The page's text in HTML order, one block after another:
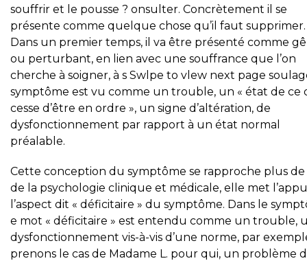
souffrir et le pousse ? onsulter. Concrètement il se
présente comme quelque chose qu’il faut supprimer.
Dans un premier temps, il va être présenté comme
ou perturbant, en lien avec une souffrance que l’on
cherche à soigner, à s Swlpe to vlew next page
symptôme est vu comme un trouble, un « état de ce
cesse d’être en ordre », un signe d’altération, de
dysfonctionnement par rapport à un état normal
préalable.
Cette conception du symptôme se rapproche plus
de la psychologie clinique et médicale, elle met
l’aspect dit « déficitaire » du symptôme. Dans le
e mot « déficitaire » est entendu comme un trouble,
dysfonctionnement vis-à-vis d’une norme, par
prenons le cas de Madame L. pour qui, un problème